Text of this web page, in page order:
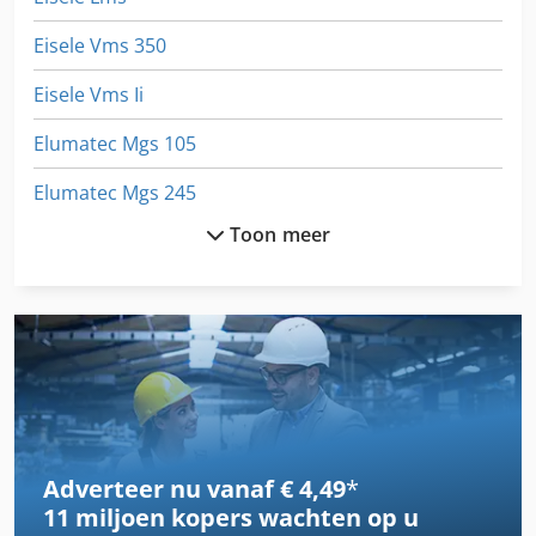
Eisele Vms 350
Eisele Vms Ii
Elumatec Mgs 105
Elumatec Mgs 245
Knuth Basic 180 Super
Makino A 77
Makino Mc 86
Makino Snc 64
Toon meer
Adverteer nu vanaf € 4,49*
11 miljoen koperswachten op u